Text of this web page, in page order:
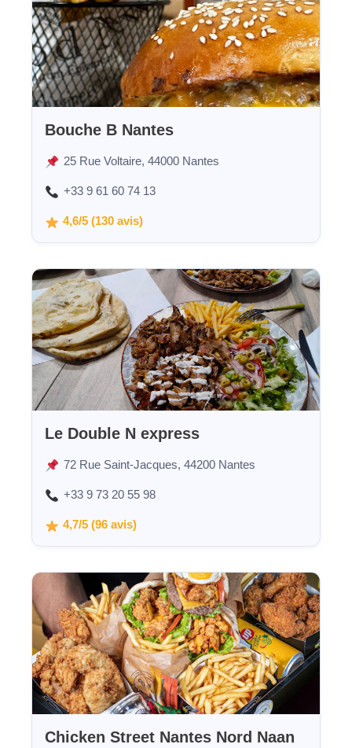
Bouche B Nantes
25 Rue Voltaire, 44000 Nantes
+33 9 61 60 74 13
4,6/5 (130 avis)
Le Double N express
72 Rue Saint-Jacques, 44200 Nantes
+33 9 73 20 55 98
4,7/5 (96 avis)
Chicken Street Nantes Nord Naan